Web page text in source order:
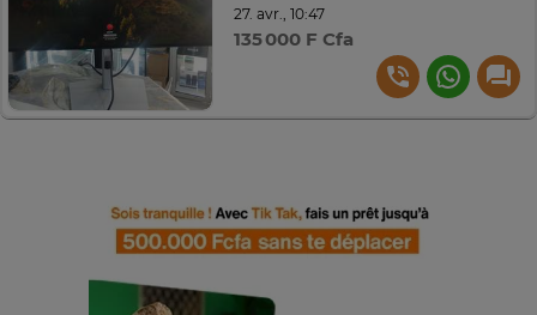
27. avr., 10:47
135 000 F Cfa